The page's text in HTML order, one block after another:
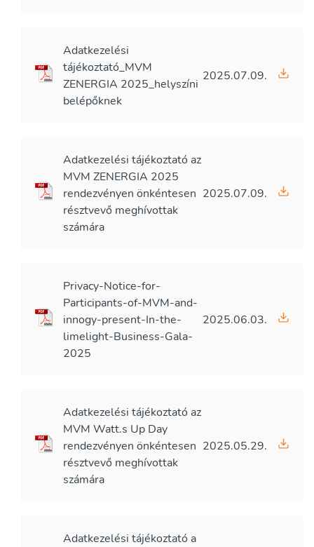
Adatkezelési
tájékoztató_MVM
ZENERGIA 2025_helyszíni
belépőknek
2025.07.09.
Adatkezelési tájékoztató az
MVM ZENERGIA 2025
rendezvényen önkéntesen
résztvevő meghívottak
számára
2025.07.09.
Privacy-Notice-for-
Participants-of-MVM-and-
innogy-present-In-the-
limelight-Business-Gala-
2025
2025.06.03.
Adatkezelési tájékoztató az
MVM Watt.s Up Day
rendezvényen önkéntesen
résztvevő meghívottak
számára
2025.05.29.
Adatkezelési tájékoztató a